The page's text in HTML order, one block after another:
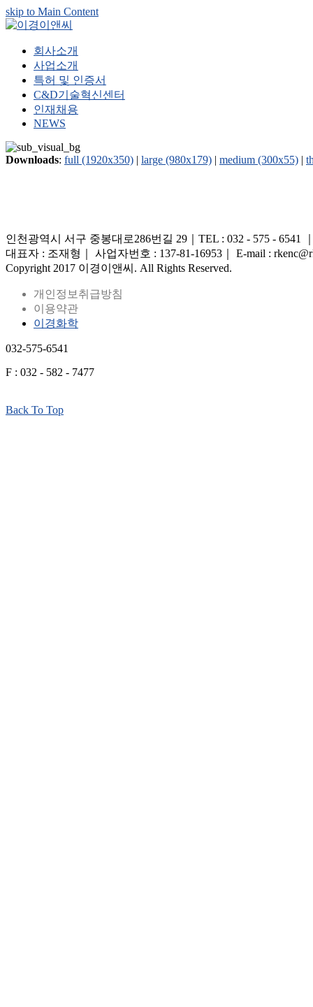
skip to Main Content
회사소개
사업소개
특허 및 인증서
C&D기술혁신센터
인재채용
NEWS
Downloads: full (1920x350) | large (980x179) | medium (300x55) |
인천광역시 서구 중봉대로286번길 29｜TEL : 032 - 575 - 6541
대표자 : 조재형｜ 사업자번호 : 137-81-16953｜ E-mail :
Copyright 2017 이경이앤씨. All Rights Reserved.
개인정보취급방침
이용약관
이경화학
032-575-6541
F : 032 - 582 - 7477
Back To Top